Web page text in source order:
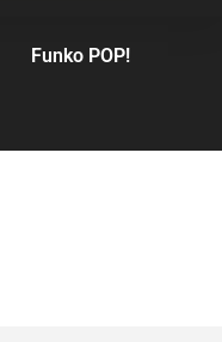
Funko POP!